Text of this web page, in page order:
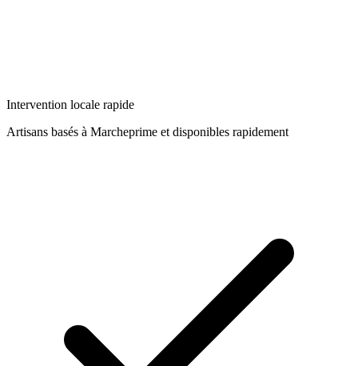
Intervention locale rapide
Artisans basés à Marcheprime et disponibles rapidement